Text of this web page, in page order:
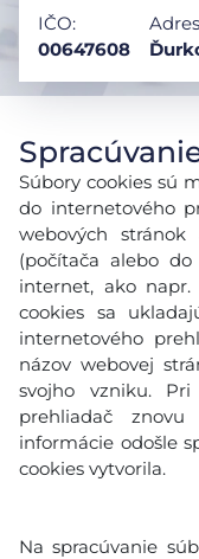
IČO:
00647608
Súbory cookies sú
do internetového
webových
(počítača alebo
internet, ako
cookies sa
internetového
názov webovej
svojho vzniku.
prehliadač
informácie odošle
cookies vytvorila.
Na spracúvanie